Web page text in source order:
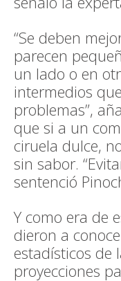
“Se deben
parecen
un lado o en
intermedios
problemas”,
que si a un
ciruela dulce,
sin sabor.
sentenció
Y como era de
dieron a
estadísticos de
proyecciones